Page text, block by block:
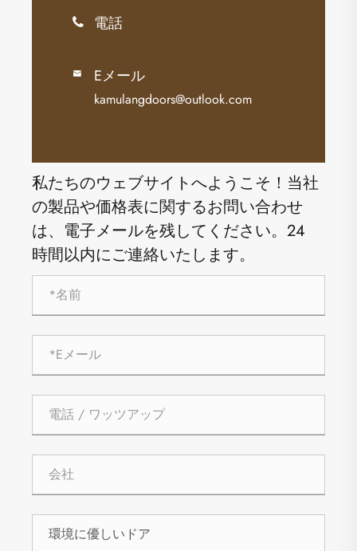
 電話
 Eメール
kamulangdoors@outlook.com
私たちのウェブサイトへようこそ！当社
の製品や価格表に関するお問い合わせ
は、電子メールを残してください。24
時間以内にご連絡いたします。